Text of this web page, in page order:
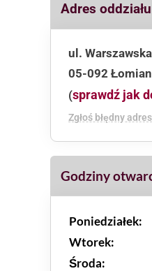
Adres oddziału
ul.
05-092
(sprawdź jak
Zgłoś błędny adres
Godziny
Poniedziałek:
Wtorek:
Środa: